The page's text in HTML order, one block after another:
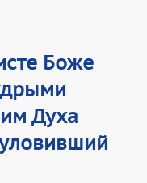
Боже
Духа